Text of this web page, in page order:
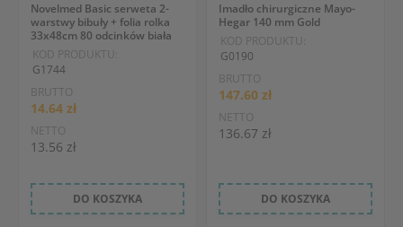
Novelmed Basic serweta 2-
warstwy bibuły + folia rolka
33x48cm 80 odcinków biała
KOD PRODUKTU:
G1744
BRUTTO
14.64 zł
NETTO
13.56 zł
DO KOSZYKA
Imadło chirurgiczne Mayo-
Hegar 140 mm Gold
KOD PRODUKTU:
G0190
BRUTTO
147.60 zł
NETTO
136.67 zł
DO KOSZYKA